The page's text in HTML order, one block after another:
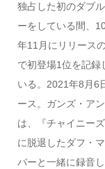
独占した初のダブ
ーをしている間、
年11月にリリース
で初登場1位を記録
いる。2021年8月6
ース。ガンズ・ア
は、『チャイニー
に脱退したダフ・
バーと一緒に録音